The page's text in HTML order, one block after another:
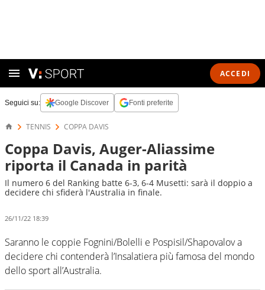
ACCEDI
Seguici su: Google Discover Fonti preferite
TENNIS COPPA DAVIS
Coppa Davis, Auger-Aliassime
riporta il Canada in parità
Il numero 6 del Ranking batte 6-3, 6-4 Musetti: sarà il doppio a
decidere chi sfiderà l'Australia in finale.
26/11/22 18:39
Saranno le coppie Fognini/Bolelli e Pospisil/Shapovalov a
decidere chi contenderà l’Insalatiera più famosa del mondo
dello sport all’Australia.